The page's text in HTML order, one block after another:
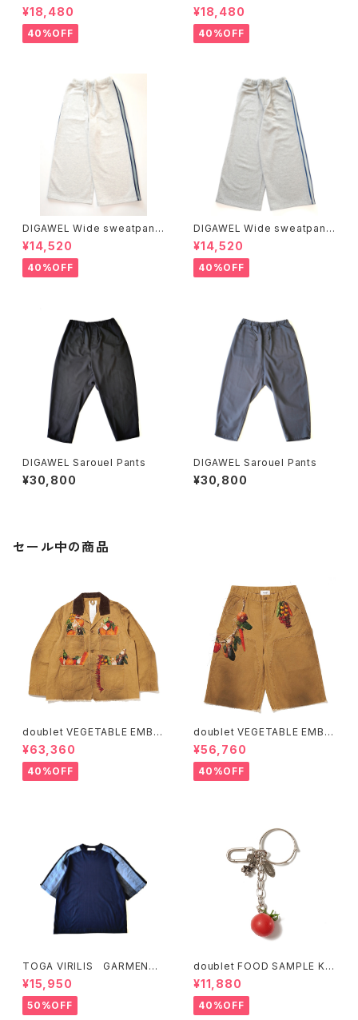
¥18,480
40%OFF
¥18,480
40%OFF
DIGAWEL Wide sweatpant
s
¥14,520
40%OFF
DIGAWEL Wide sweatpant
s
¥14,520
40%OFF
DIGAWEL Sarouel Pants
¥30,800
DIGAWEL Sarouel Pants
¥30,800
セール中の商品
doublet VEGETABLE EMBR
OIDERY WORK JACKET
¥63,360
40%OFF
doublet VEGETABLE EMBR
OIDERY CUT-OFF PANTS
¥56,760
40%OFF
TOGA VIRILIS GARMENT
DYE T-SHIRT (Green、Nav
y)
¥15,950
50%OFF
doublet FOOD SAMPLE KE
Y CHAIN TOMATO (Silver)
¥11,880
40%OFF